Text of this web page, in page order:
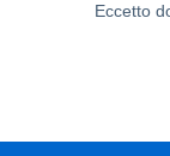
Eccetto